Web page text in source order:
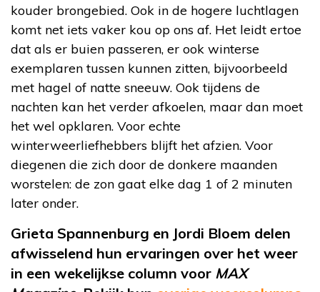
kouder brongebied. Ook in de hogere luchtlagen
komt net iets vaker kou op ons af. Het leidt ertoe
dat als er buien passeren, er ook winterse
exemplaren tussen kunnen zitten, bijvoorbeeld
met hagel of natte sneeuw. Ook tijdens de
nachten kan het verder afkoelen, maar dan moet
het wel opklaren. Voor echte
winterweerliefhebbers blijft het afzien. Voor
diegenen die zich door de donkere maanden
worstelen: de zon gaat elke dag 1 of 2 minuten
later onder.
Grieta Spannenburg en Jordi Bloem delen
afwisselend hun ervaringen over het weer
in een wekelijkse column voor MAX